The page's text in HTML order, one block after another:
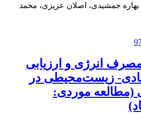
جمشیدی، اصلان عزیزی، محمد
انرژی و ارزیابی
زیست‌محیطی در
(مطالعه موردی: